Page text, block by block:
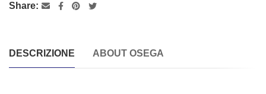
Share:
DESCRIZIONE ABOUT OSEGA